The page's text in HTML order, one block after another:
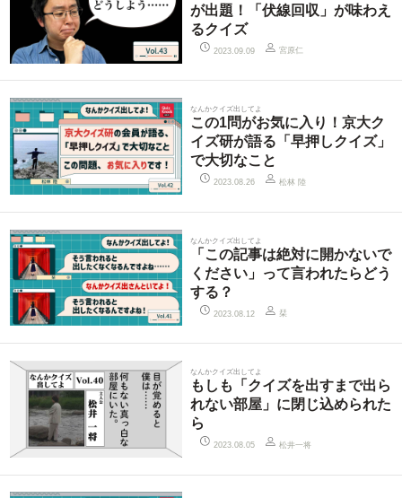
が出題！「伏線回収」が味わえ
るクイズ
2023.09.09 宮原仁
なんかクイズ出してよ
この1問がお気に入り！京大ク
イズ研が語る「早押しクイズ」
で大切なこと
2023.08.26 松林 陸
なんかクイズ出してよ
「この記事は絶対に開かないで
ください」って言われたらどう
する？
2023.08.12 栞
なんかクイズ出してよ
もしも「クイズを出すまで出ら
れない部屋」に閉じ込められた
ら
2023.08.05 松井一将